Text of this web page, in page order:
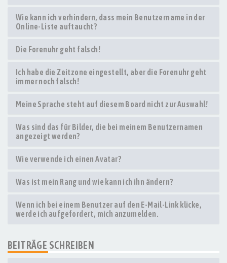
Wie kann ich verhindern, dass mein Benutzername in der
Online-Liste auftaucht?
Die Forenuhr geht falsch!
Ich habe die Zeitzone eingestellt, aber die Forenuhr geht
immer noch falsch!
Meine Sprache steht auf diesem Board nicht zur Auswahl!
Was sind das für Bilder, die bei meinem Benutzernamen
angezeigt werden?
Wie verwende ich einen Avatar?
Was ist mein Rang und wie kann ich ihn ändern?
Wenn ich bei einem Benutzer auf den E-Mail-Link klicke,
werde ich aufgefordert, mich anzumelden.
BEITRÄGE SCHREIBEN